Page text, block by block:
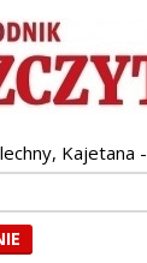
Kajetana -